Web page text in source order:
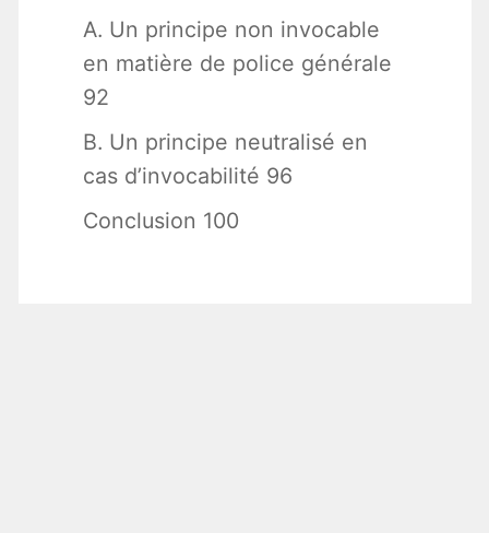
A. Un principe non invocable
en matière de police générale
92
B. Un principe neutralisé en
cas d’invocabilité 96
Conclusion 100